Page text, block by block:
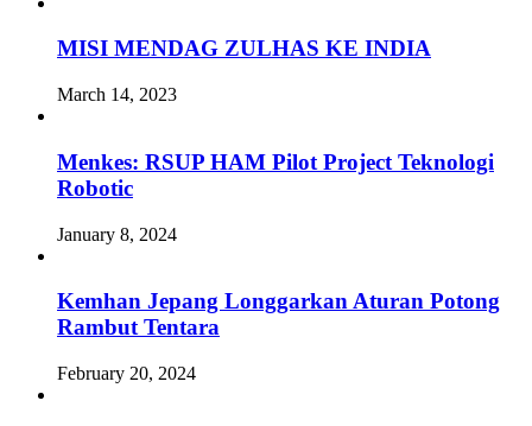
MISI MENDAG ZULHAS KE INDIA
March 14, 2023
Menkes: RSUP HAM Pilot Project Teknologi
Robotic
January 8, 2024
Kemhan Jepang Longgarkan Aturan Potong
Rambut Tentara
February 20, 2024